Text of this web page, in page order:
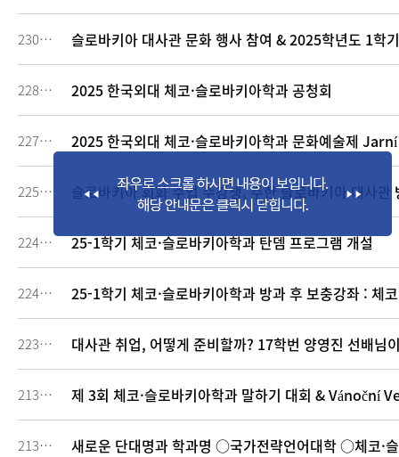
230069 슬로바키아 대사관 문화 행사 참여 & 2025학년도 1학
228516 2025 한국외대 체코·슬로바키아학과 공청회
227963 2025 한국외대 체코·슬로바키아학과 문화예술제
225433 슬로바키아 회화 수업 수강생, 주한 슬로바키아 대사관
224594 25-1학기 체코·슬로바키아학과 탄뎀 프로그램 개설
224112 25-1학기 체코·슬로바키아학과 방과 후 보충강좌 : 체
223561 대사관 취업, 어떻게 준비할까? 17학번 양영진 선배님
213944 제 3회 체코·슬로바키아학과 말하기 대회 & Vánoční
213603 새로운 단대명과 학과명 ○국가전략언어대학 ○체코·